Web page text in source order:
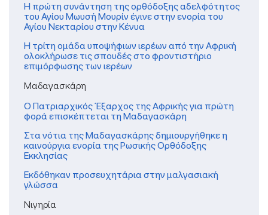
Η πρώτη συνάντηση της ορθόδοξης αδελφότητος
του Αγίου Μωυσή Μουρίν έγινε στην ενορία του
Αγίου Νεκταρίου στην Κένυα
Η τρίτη ομάδα υποψήφιων ιερέων από την Αφρική
ολοκλήρωσε τις σπουδές στο φροντιστήριο
επιμόρφωσης των ιερέων
Μαδαγασκάρη
Ο Πατριαρχικός Έξαρχος της Αφρικής για πρώτη
φορά επισκέπτεται τη Μαδαγασκάρη
Στα νότια της Μαδαγασκάρης δημιουργήθηκε η
καινούργια ενορία της Ρωσικής Ορθόδοξης
Εκκλησίας
Εκδόθηκαν προσευχητάρια στην μαλγασιακή
γλώσσα
Νιγηρία